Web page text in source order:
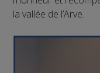
la vallée de l’Arve.